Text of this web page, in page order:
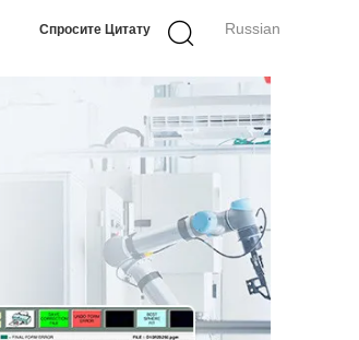
Russian
Спросите Цитату